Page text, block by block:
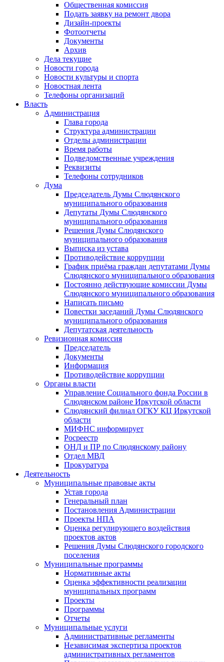
Общественная комиссия
Подать заявку на ремонт двора
Дизайн-проекты
Фотоотчеты
Документы
Архив
Дела текущие
Новости города
Новости культуры и спорта
Новостная лента
Телефоны организаций
Власть
Администрация
Глава города
Структура администрации
Отделы администрации
Время работы
Подведомственные учреждения
Реквизиты
Телефоны сотрудников
Дума
Председатель Думы Слюдянского
муниципального образования
Депутаты Думы Слюдянского
муниципального образования
Решения Думы Слюдянского
муниципального образования
Выписка из устава
Противодействие коррупции
График приёма граждан депутатами Думы
Слюдянского муниципального образования
Постоянно действующие комиссии Думы
Слюдянского муниципального образования
Написать письмо
Повестки заседаний Думы Слюдянского
муниципального образования
Депутатская деятельность
Ревизионная комиссия
Председатель
Документы
Информация
Противодействие коррупции
Органы власти
Управление Социального фонда России в
Слюдянском районе Иркутской области
Слюдянский филиал ОГКУ КЦ Иркутской
области
МИФНС информирует
Росреестр
ОНД и ПР по Слюдянскому району
Отдел МВД
Прокуратура
Деятельность
Муниципальные правовые акты
Устав города
Генеральный план
Постановления Администрации
Проекты НПА
Оценка регулирующего воздействия
проектов актов
Решения Думы Слюдянского городского
поселения
Муниципальные программы
Нормативные акты
Оценка эффективности реализации
муниципальных программ
Проекты
Программы
Отчеты
Муниципальные услуги
Административные регламенты
Независимая экспертиза проектов
административных регламентов